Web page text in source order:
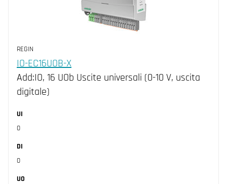
REGIN
IO-EC16UOB-X
Add:IO, 16 UOb Uscite universali (0-10 V, uscita
digitale)
UI
0
DI
0
UO